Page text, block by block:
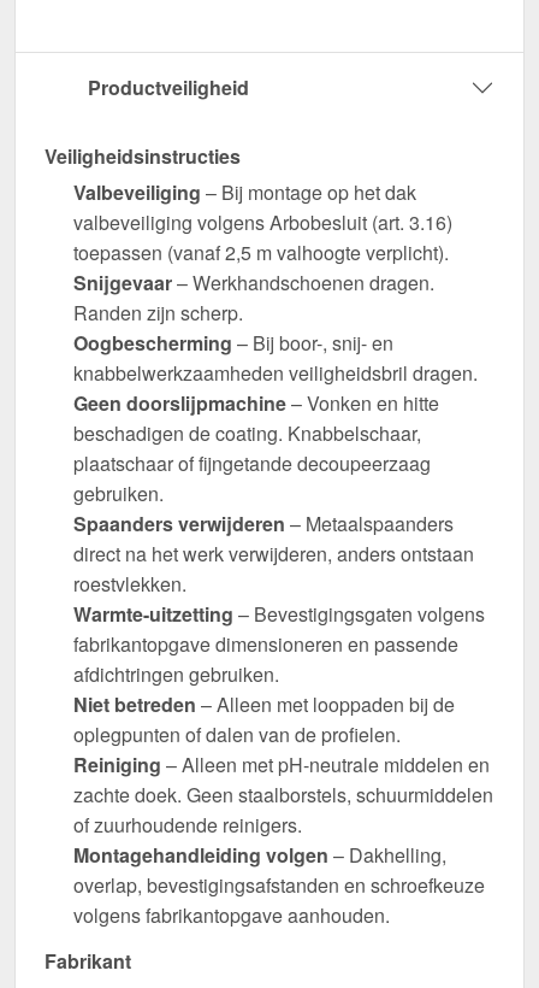
Productveiligheid
Veiligheidsinstructies
Valbeveiliging – Bij montage op het dak
valbeveiliging volgens Arbobesluit (art. 3.16)
toepassen (vanaf 2,5 m valhoogte verplicht).
Snijgevaar– Werkhandschoenen dragen.
Randen zijn scherp.
Oogbescherming – Bij boor-, snij- en
knabbelwerkzaamheden veiligheidsbril dragen.
Geen doorslijpmachine– Vonken en hitte
beschadigen de coating. Knabbelschaar,
plaatschaar of fijngetande decoupeerzaag
gebruiken.
Spaanders verwijderen – Metaalspaanders
direct na het werk verwijderen, anders ontstaan
roestvlekken.
Warmte-uitzetting – Bevestigingsgaten volgens
fabrikantopgave dimensioneren en passende
afdichtringen gebruiken.
Niet betreden – Alleen met looppaden bij de
oplegpunten of dalen van de profielen.
Reiniging – Alleen met pH-neutrale middelen en
zachte doek. Geen staalborstels, schuurmiddelen
of zuurhoudende reinigers.
Montagehandleiding volgen – Dakhelling,
overlap, bevestigingsafstanden en schroefkeuze
volgens fabrikantopgave aanhouden.
Fabrikant